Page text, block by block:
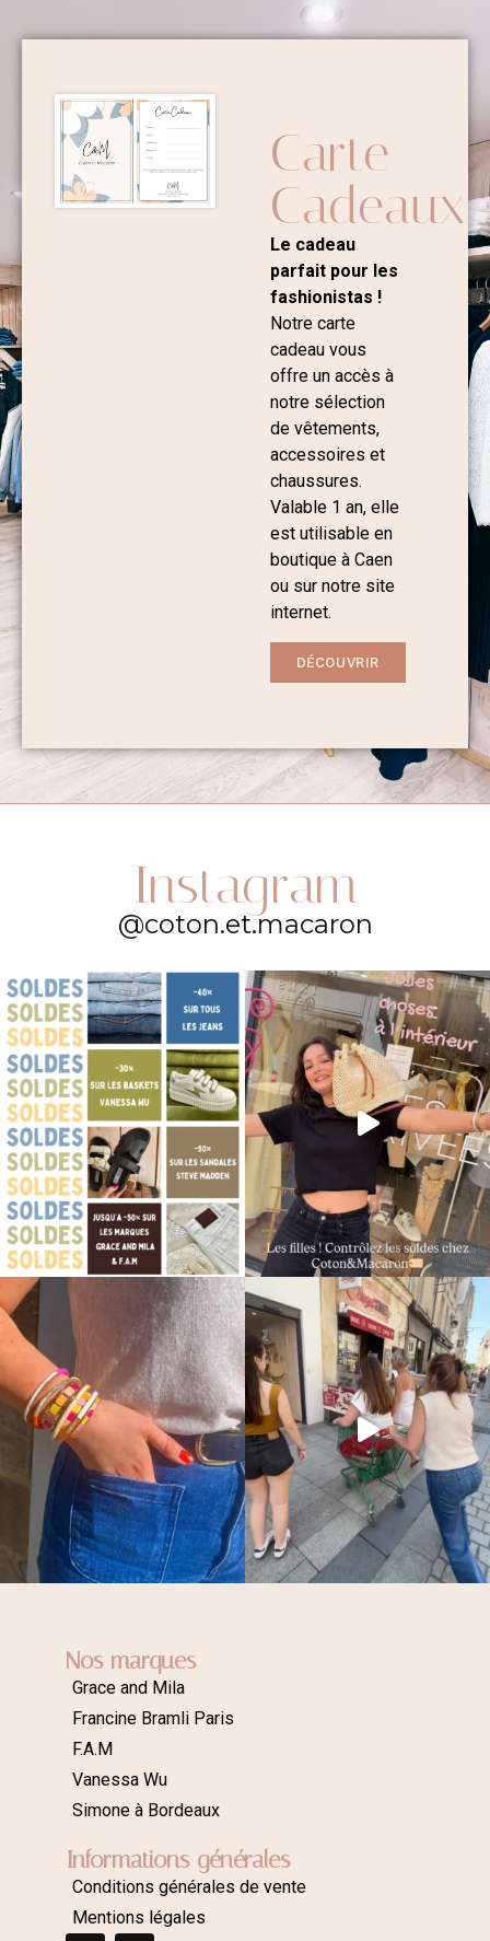
Carte
Cadeaux
Le cadeau
parfait pour les
fashionistas !
Notre carte
cadeau vous
offre un accès à
notre sélection
de vêtements,
accessoires et
chaussures.
Valable 1 an, elle
est utilisable en
boutique à Caen
ou sur notre site
internet.
DÉCOUVRIR
Instagram
@coton.et.macaron
Nos marques
Grace and Mila
Francine Bramli Paris
F.A.M
Vanessa Wu
Simone à Bordeaux
Informations générales
Conditions générales de vente
Mentions légales